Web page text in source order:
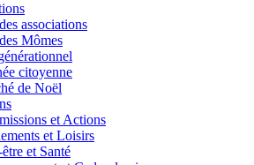
associations
Mômes
citoyenne
de Noël
et Actions
et Loisirs
et Santé